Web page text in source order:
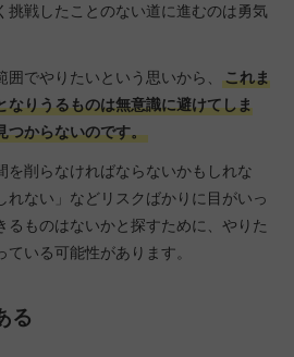
挑戦したことのない道に進むのは勇気
でやりたいという思いから、
これま
なりうるものは無意識に避けてしま
つからないのです。
を削らなければならないかもしれな
れない」などリスクばかりに目がいっ
るものはないかと探すために、やりた
いる可能性があります。
る